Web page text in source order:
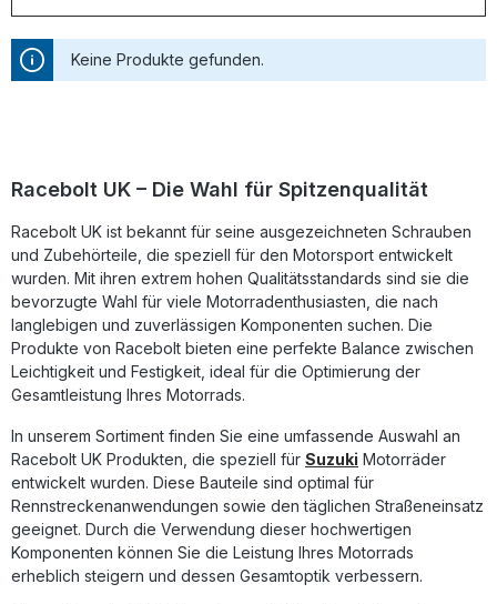
Keine Produkte gefunden.
Racebolt UK – Die Wahl für Spitzenqualität
Racebolt UK ist bekannt für seine ausgezeichneten Schrauben
und Zubehörteile, die speziell für den Motorsport entwickelt
wurden. Mit ihren extrem hohen Qualitätsstandards sind sie die
bevorzugte Wahl für viele Motorradenthusiasten, die nach
langlebigen und zuverlässigen Komponenten suchen. Die
Produkte von Racebolt bieten eine perfekte Balance zwischen
Leichtigkeit und Festigkeit, ideal für die Optimierung der
Gesamtleistung Ihres Motorrads.
In unserem Sortiment finden Sie eine umfassende Auswahl an
Racebolt UK Produkten, die speziell für Suzuki Motorräder
entwickelt wurden. Diese Bauteile sind optimal für
Rennstreckenanwendungen sowie den täglichen Straßeneinsatz
geeignet. Durch die Verwendung dieser hochwertigen
Komponenten können Sie die Leistung Ihres Motorrads
erheblich steigern und dessen Gesamtoptik verbessern.